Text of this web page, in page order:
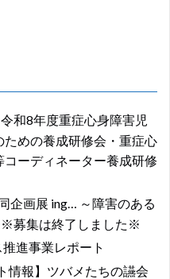
和8年度重症心身障害児
めの養成研修会・重症心
ーディネーター養成研修
企画展 ing… ～障害のある
※募集は終了しました※
進事業レポート
報】ツバメたちの讌会